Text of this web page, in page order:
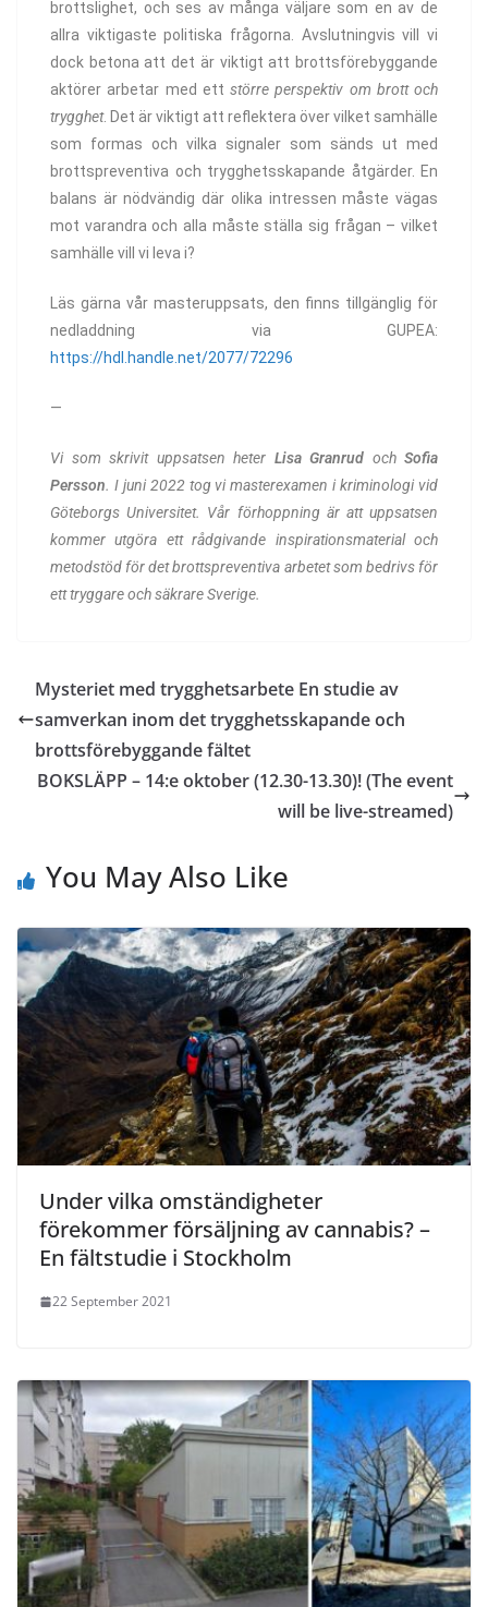
brottslighet, och ses av många väljare som en av de
allra viktigaste politiska frågorna. Avslutningvis vill vi
dock betona att det är viktigt att brottsförebyggande
aktörer arbetar med ett större perspektiv om brott och
trygghet. Det är viktigt att reflektera över vilket samhälle
som formas och vilka signaler som sänds ut med
brottspreventiva och trygghetsskapande åtgärder. En
balans är nödvändig där olika intressen måste vägas
mot varandra och alla måste ställa sig frågan – vilket
samhälle vill vi leva i?
Läs gärna vår masteruppsats, den finns tillgänglig för
nedladdning via GUPEA:
https://hdl.handle.net/2077/72296
—
Vi som skrivit uppsatsen heter Lisa Granrud och Sofia
Persson. I juni 2022 tog vi masterexamen i kriminologi vid
Göteborgs Universitet. Vår förhoppning är att uppsatsen
kommer utgöra ett rådgivande inspirationsmaterial och
metodstöd för det brottspreventiva arbetet som bedrivs för
ett tryggare och säkrare Sverige.
Mysteriet med trygghetsarbete En studie av
samverkan inom det trygghetsskapande och
brottsförebyggande fältet
BOKSLÄPP – 14:e oktober (12.30-13.30)! (The event
will be live-streamed)
You May Also Like
Under vilka omständigheter
förekommer försäljning av cannabis? –
En fältstudie i Stockholm
22 September 2021